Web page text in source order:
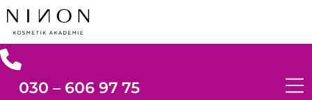
030 – 606 97 75